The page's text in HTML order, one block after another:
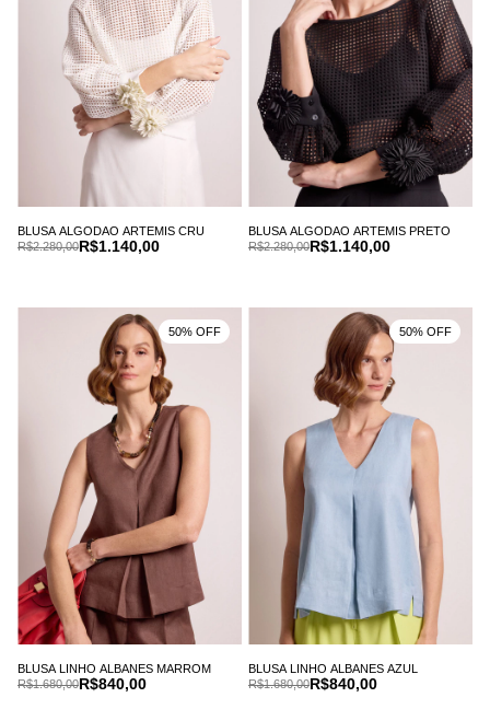
BLUSA ALGODAO ARTEMIS CRU
R$1.140,00
R$2.280,00
BLUSA ALGODAO ARTEMIS PRETO
R$1.140,00
R$2.280,00
BLUSA LINHO ALBANES MARROM
R$840,00
R$1.680,00
50% OFF
BLUSA LINHO ALBANES AZUL
R$840,00
R$1.680,00
50% OFF